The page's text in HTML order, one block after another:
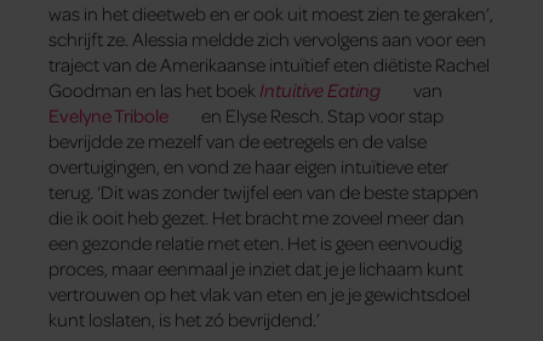
was in het dieetweb en er ook uit moest zien te geraken’,
schrijft ze. Alessia meldde zich vervolgens aan voor een
traject van de Amerikaanse intuïtief eten diëtiste Rachel
Goodman en las het boek Intuitive Eating
van
Evelyne Tribole
en Elyse Resch. Stap voor stap
bevrijdde ze mezelf van de eetregels en de valse
overtuigingen, en vond ze haar eigen intuïtieve eter
terug. ‘Dit was zonder twijfel een van de beste stappen
die ik ooit heb gezet. Het bracht me zoveel meer dan
een gezonde relatie met eten. Het is geen eenvoudig
proces, maar eenmaal je inziet dat je je lichaam kunt
vertrouwen op het vlak van eten en je je gewichtsdoel
kunt loslaten, is het zó bevrijdend.’